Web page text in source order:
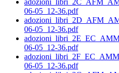
06-05_12-36.pdf
06-05_12-36.pdf
06-05_12-36.pdf
06-05_12-36.pdf